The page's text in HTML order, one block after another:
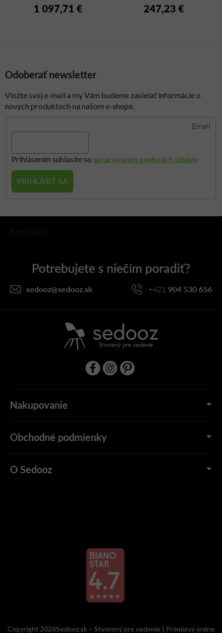
1 097,71 € 247,23 €
Odoberať newsletter
Vložte svoj e-mail a my Vám budeme zasielať informácie o
nových produktoch na našom e-shope.
Email
Prihlásením súhlasíte so spracovaním osobných údajov
PRIHLÁSIŤ SA
Z
sedooz@sedooz.sk +421 904 530 656
Nakupovanie
Obchodné podmienky
O Sedooz
Copyright 2026Sedooz.sk – Stvorený pre sedenie | Prémiový online